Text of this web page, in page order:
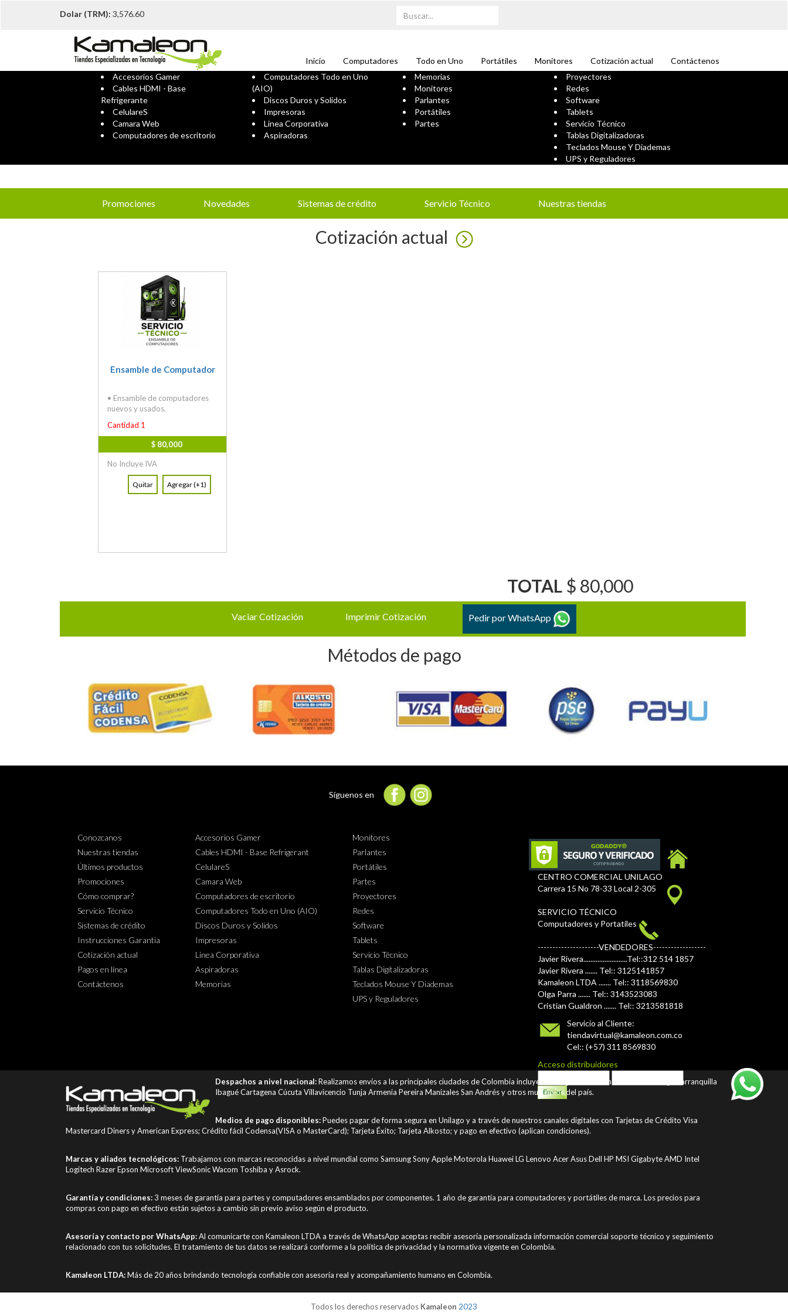
Dolar (TRM): 3,576.60
Inicio Computadores Todo en Uno Portátiles Monitores Cotización actual
Contáctenos
Accesorios Gamer
Cables HDMI - Base
Refrigerante
CelulareS
Camara Web
Computadores de escritorio
Computadores Todo en Uno
(AIO)
Discos Duros y Solidos
Impresoras
Linea Corporativa
Aspiradoras
Memorias
Monitores
Parlantes
Portátiles
Partes
Proyectores
Redes
Software
Tablets
Servicio Técnico
Tablas Digitalizadoras
Teclados Mouse Y Diademas
UPS y Reguladores
Promociones Novedades Sistemas de crédito Servicio Técnico Nuestras tiendas
Cotización actual
Ensamble de Computador
• Ensamble de computadores
nuevos y usados.
Cantidad 1
$ 80,000
No Incluye IVA
Quitar Agregar (+1)
TOTAL$ 80,000
Vaciar Cotización Imprimir Cotización Pedir por WhatsApp
Métodos de pago
Síguenos en
Conozcanos
Nuestras tiendas
Últimos productos
Promociones
Cómo comprar?
Servicio Técnico
Sistemas de crédito
Instrucciones Garantia
Cotización actual
Pagos en línea
Contáctenos
Accesorios Gamer
Cables HDMI - Base Refrigerant
CelulareS
Camara Web
Computadores de escritorio
Computadores Todo en Uno (AIO)
Discos Duros y Solidos
Impresoras
Linea Corporativa
Aspiradoras
Memorias
Monitores
Parlantes
Portátiles
Partes
Proyectores
Redes
Software
Tablets
Servicio Técnico
Tablas Digitalizadoras
Teclados Mouse Y Diademas
UPS y Reguladores
CENTRO COMERCIAL UNILAGO
Carrera 15 No 78-33 Local 2-305
SERVICIO TÉCNICO
Computadores y Portatiles
---------------------VENDEDORES------------------
Javier Rivera.........................Tel::312 514 1857
Javier Rivera ....... Tel:: 3125141857
Kamaleon LTDA ....... Tel:: 3118569830
Olga Parra ....... Tel:: 3143523083
Cristian Gualdron ....... Tel:: 3213581818
Servicio al Cliente:
tiendavirtual@kamaleon.com.co
Cel:: (+57) 311 8569830
Acceso distribuidores
Despachos a nivel nacional:Realizamos envíos a las principales ciudades de Colombia incluyendo Bogotá Medellín Cali Bucaramanga Barranquilla
Ibagué Cartagena Cúcuta Villavicencio Tunja Armenia Pereira Manizales San Andrés y otros municipios del país.
Medios de pago disponibles:Puedes pagar de forma segura en Unilago y a través de nuestros canales digitales con Tarjetas de Crédito Visa
Mastercard Diners y American Express; Crédito fácil Codensa(VISA o MasterCard); Tarjeta Éxito; Tarjeta Alkosto; y pago en efectivo (aplican condiciones).
Marcas y aliados tecnológicos: Trabajamos con marcas reconocidas a nivel mundial como Samsung Sony Apple Motorola Huawei LG Lenovo Acer Asus Dell HP MSI Gigabyte AMD Intel
Logitech Razer Epson Microsoft ViewSonic Wacom Toshiba y Asrock.
Garantía y condiciones:3 meses de garantía para partes y computadores ensamblados por componentes. 1 año de garantía para computadores y portátiles de marca. Los precios para
compras con pago en efectivo están sujetos a cambio sin previo aviso según el producto.
Asesoría y contacto por WhatsApp:Al comunicarte con Kamaleon LTDA a través de WhatsApp aceptas recibir asesoría personalizada información comercial soporte técnico y seguimiento
relacionado con tus solicitudes. El tratamiento de tus datos se realizará conforme a la política de privacidad y la normativa vigente en Colombia.
Kamaleon LTDA:Más de 20 años brindando tecnología confiable con asesoría real y acompañamiento humano en Colombia.
Todos los derechos reservados Kamaleon 2023